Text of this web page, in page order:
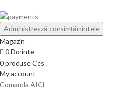
Administrează consimțămintele
Magazin
0Dorinte
0produseCos
My account
Comanda AICI